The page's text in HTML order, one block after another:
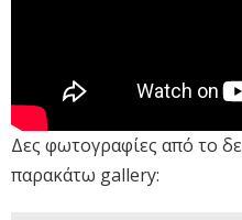
Δες φωτογραφίες από το
παρακάτω gallery: